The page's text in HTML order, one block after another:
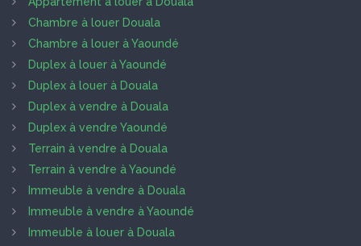
Chambre à louer Douala
Chambre à louer à Yaoundé
Duplex à louer à Yaoundé
Duplex à louer à Douala
Duplex à vendre à Douala
Duplex à vendre Yaoundé
Terrain à vendre à Douala
Terrain à vendre à Yaoundé
Immeuble à vendre à Douala
Immeuble à vendre à Yaoundé
Immeuble à louer à Douala